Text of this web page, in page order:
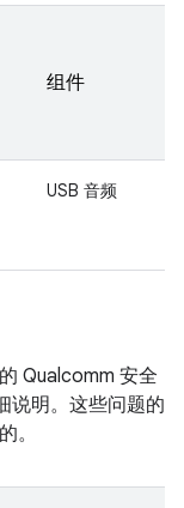
组件
USB 音频
Qualcomm 安全
说明。这些问题的
。